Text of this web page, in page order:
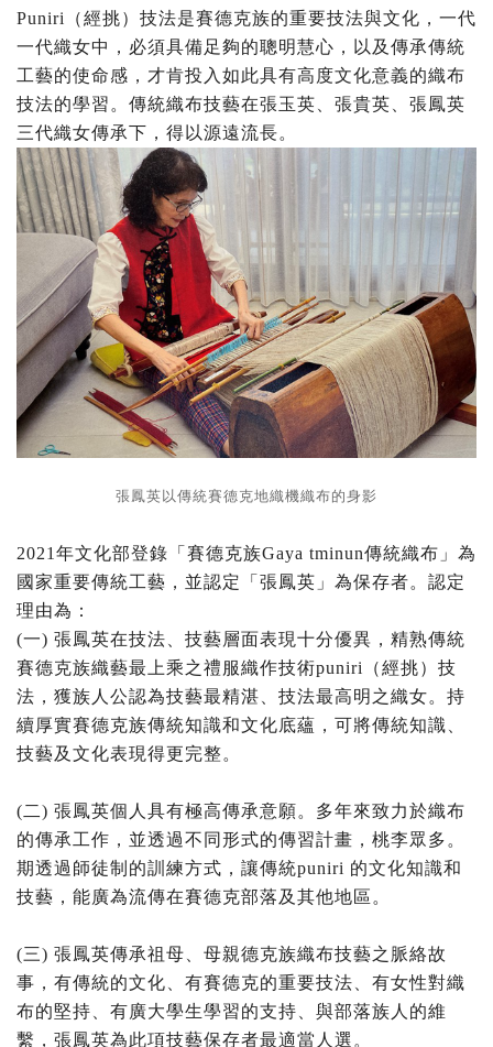
Puniri（經挑）技法是賽德克族的重要技法與文化，一代
一代織女中，必須具備足夠的聰明慧心，以及傳承傳統
工藝的使命感，才肯投入如此具有高度文化意義的織布
技法的學習。傳統織布技藝在張玉英、張貴英、 張鳳英
三代織女傳承下，得以源遠流長。
張鳳英以傳統賽德克地織機織布的身影
2021年文化部登錄「賽德克族Gaya tminun傳統織布」為
國家重要傳統工藝，並認定「張鳳英」為保存者。認定
理由為：
(一) 張鳳英在技法、技藝層面表現十分優異，精熟傳統
賽德克族織藝最上乘之禮服織作技術puniri（經挑）技
法，獲族人公認為技藝最精湛、技法最高明之織女。持
續厚實賽德克族傳統知識和文化底蘊，可將傳統知識、
技藝及文化表現得更完整。
(二) 張鳳英個人具有極高傳承意願。多年來致力於織布
的傳承工作，並透過不同形式的傳習計畫，桃李眾多。
期透過師徒制的訓練方式，讓傳統puniri 的文化知識和
技藝，能廣為流傳在賽德克部落及其他地區。
(三) 張鳳英傳承祖母、母親德克族織布技藝之脈絡故
事，有傳統的文化、有賽德克的重要技法、有女性對織
布的堅持、有廣大學生學習的支持、與部落族人的維
繫，張鳳英為此項技藝保存者最適當人選。